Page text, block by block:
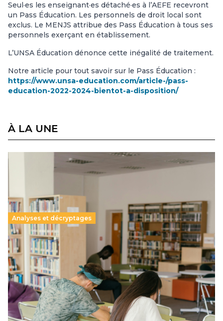
Seul·es les enseignant·es détaché·es à l’AEFE recevront
un Pass Éducation. Les personnels de droit local sont
exclus. Le MENJS attribue des Pass Éducation à tous ses
personnels exerçant en établissement.
L’UNSA Éducation dénonce cette inégalité de traitement.
Notre article pour tout savoir sur le Pass Éducation :
https://www.unsa-education.com/article-/pass-
education-2022-2024-bientot-a-disposition/
À LA UNE
Analyses et décryptages
Supérieur privé : une dérive qui met à mal la
promesse républicaine
11 juillet 2026-
Le projet de loi sur la régulation de l’enseignement
supérieur privé met en lumière l’amplification d’un système
qui relègue l’acte pédagogique au superfétatoire, voire à…
Lire la suite →